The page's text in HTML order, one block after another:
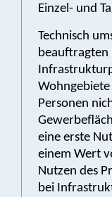
Einzel- und
Technisch
beauftragten
Personen
eine erste
einem Wert
Nutzen des
bei